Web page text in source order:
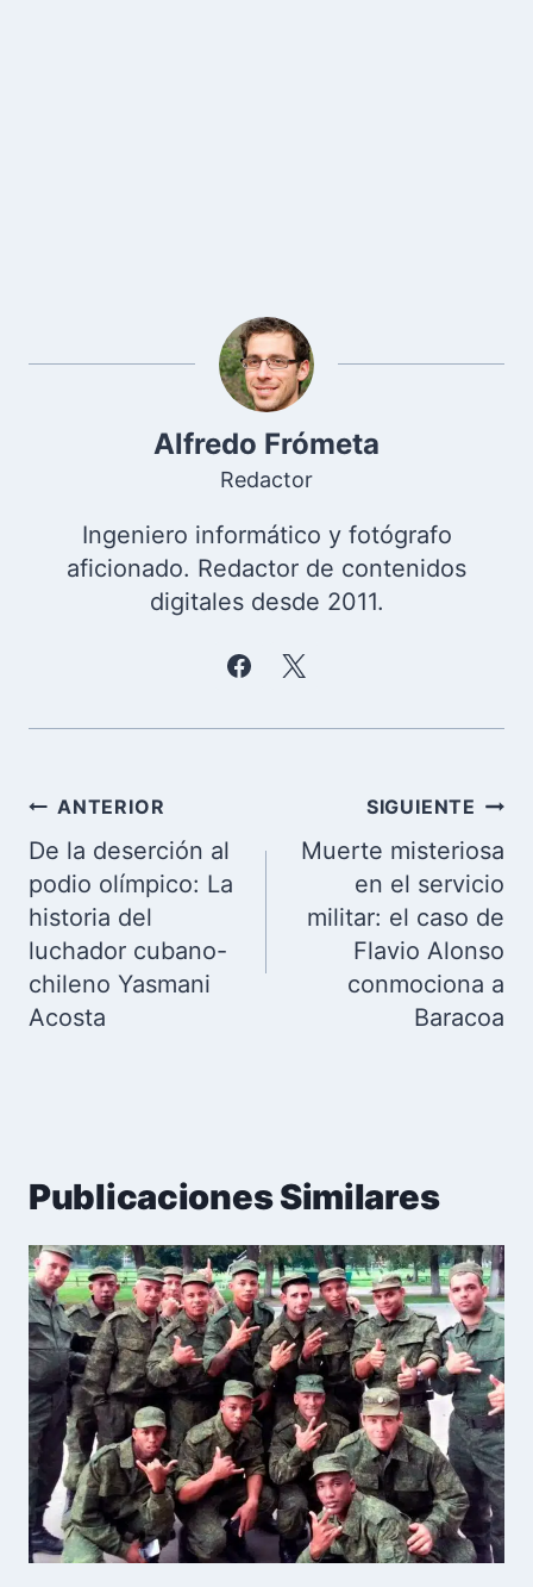
Alfredo Frómeta
Redactor
Ingeniero informático y fotógrafo
aficionado. Redactor de contenidos
digitales desde 2011.
Navegación
de
entradas
ANTERIOR
De la deserción al
podio olímpico: La
historia del
luchador cubano-
chileno Yasmani
Acosta
SIGUIENTE
Muerte misteriosa
en el servicio
militar: el caso de
Flavio Alonso
conmociona a
Baracoa
Publicaciones Similares